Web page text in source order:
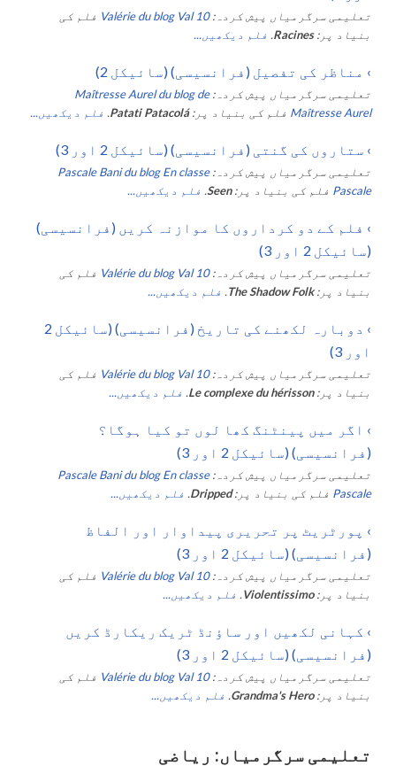
تعلیمی سرگرمیاں پیش کردہ: Valérie du blog Val 10 فلم کی
بنیاد پر: Racines
. فلم دیکھیں...
› مناظر کی تفصیل (فرانسیسی) (سائیکل 2)
تعلیمی سرگرمیاں پیش کردہ: Maîtresse Aurel du blog de
Maîtresse Aurel فلم کی بنیاد پر: Patati Patacolá
. فلم دیکھیں...
› ستاروں کی گنتی (فرانسیسی) (سائیکل 2 اور 3)
تعلیمی سرگرمیاں پیش کردہ: Pascale Bani du blog En classe
Pascale فلم کی بنیاد پر: Seen
. فلم دیکھیں...
› فلم کے دو کرداروں کا موازنہ کریں (فرانسیسی)
(سائیکل 2 اور 3)
تعلیمی سرگرمیاں پیش کردہ: Valérie du blog Val 10 فلم کی
بنیاد پر: The Shadow Folk
. فلم دیکھیں...
›
دوبارہ لکھنے کی تاریخ (فرانسیسی) (سائیکل 2
اور 3)
تعلیمی سرگرمیاں پیش کردہ: Valérie du blog Val 10 فلم کی
بنیاد پر: Le complexe du hérisson
. فلم دیکھیں...
› اگر میں پینٹنگ کھا لوں تو کیا ہوگا؟
(فرانسیسی) (سائیکل 2 اور 3)
تعلیمی سرگرمیاں پیش کردہ: Pascale Bani du blog En classe
Pascale فلم کی بنیاد پر: Dripped
. فلم دیکھیں...
› پورٹریٹ پر تحریری پیداوار اور الفاظ
(فرانسیسی) (سائیکل 2 اور 3)
تعلیمی سرگرمیاں پیش کردہ: Valérie du blog Val 10 فلم کی
بنیاد پر: Violentissimo
. فلم دیکھیں...
› کہانی لکھیں اور ساؤنڈ ٹریک ریکارڈ کریں
(فرانسیسی) (سائیکل 2 اور 3)
تعلیمی سرگرمیاں پیش کردہ: Valérie du blog Val 10 فلم کی
بنیاد پر: Grandma's Hero
. فلم دیکھیں...
تعلیمی سرگرمیاں: ریاضی